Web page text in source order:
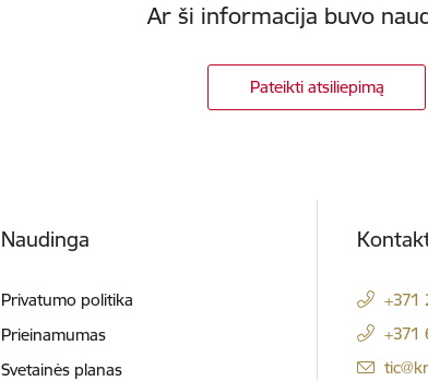
Ar ši informacija buvo
Pateikti atsiliepimą
Naudinga
Privatumo politika
Prieinamumas
Svetainės planas
+371
+371
El.